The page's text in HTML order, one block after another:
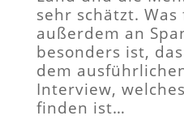
sehr schätzt.
außerdem an
besonders ist,
dem
Interview,
finden ist…